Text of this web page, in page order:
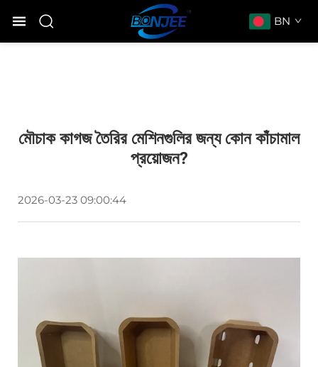
BN
মৌচাক কাগজ তৈরির মেশিনগুলির জন্য কোন কাঁচামাল
প্রয়োজন?
2026-03-23 09:00:44